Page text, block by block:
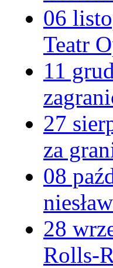
06
Teatr
11
27
za
08
28
Rolls-